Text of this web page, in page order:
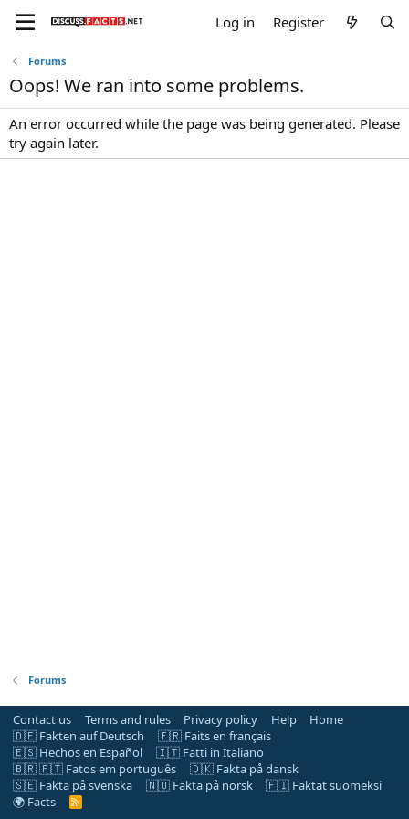
Log in Register
Forums
Oops! We ran into some problems.
An error occurred while the page was being generated. Please
try again later.
Forums
Contact us Terms and rules Privacy policy Help
Home
🇩🇪 Fakten auf Deutsch
🇫🇷 Faits en français
🇪🇸 Hechos en Español
🇮🇹 Fatti in Italiano
🇧🇷 🇵🇹 Fatos em português
🇩🇰 Fakta på dansk
🇸🇪 Fakta på svenska
🇳🇴 Fakta på norsk
🇫🇮 Faktat suomeksi
🌍 Facts
R